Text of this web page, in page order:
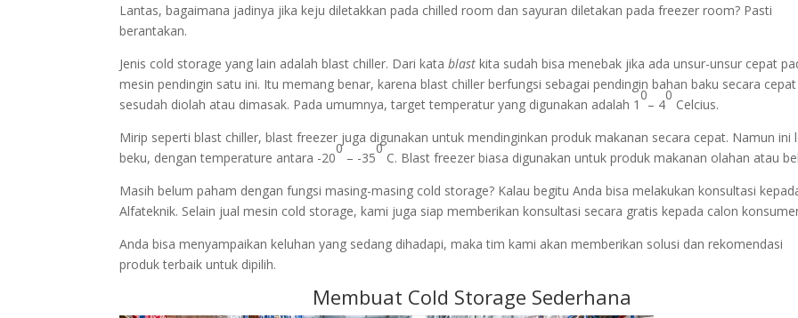
Lantas, bagaimana jadinya jika keju diletakkan pada chilled room dan sayuran diletakan pada freezer room? Pasti
berantakan.
Jenis cold storage yang lain adalah blast chiller. Dari katablastkita sudah bisa menebak jika ada unsur-unsur cepat
mesin pendingin satu ini. Itu memang benar, karena blast chiller berfungsi sebagai pendingin bahan baku secara cepat
sesudah diolah atau dimasak. Pada umumnya, target temperatur yang digunakan adalah 1
0
– 4
0
Celcius.
Mirip seperti blast chiller, blast freezer juga digunakan untuk mendinginkan produk makanan secara cepat. Namun ini
beku, dengan temperature antara -20
0
– -35
0
C. Blast freezer biasa digunakan untuk produk makanan olahan atau
Masih belum paham dengan fungsi masing-masing cold storage? Kalau begitu Anda bisa melakukan konsultasi
Alfateknik. Selain jual mesin cold storage, kami juga siap memberikan konsultasi secara gratis kepada calon
Anda bisa menyampaikan keluhan yang sedang dihadapi, maka tim kami akan memberikan solusi dan rekomendasi
produk terbaik untuk dipilih.
Membuat Cold Storage Sederhana